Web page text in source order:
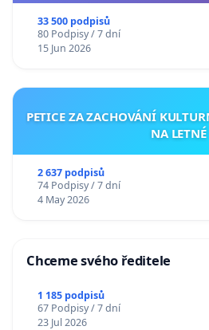
33 500 podpisů
80 Podpisy / 7 dní
15 Jun 2026
PETICE ZA ZACHOVÁNÍ
NA LETNÉ
2 637 podpisů
74 Podpisy / 7 dní
4 May 2026
Chceme svého ředitele
1 185 podpisů
67 Podpisy / 7 dní
23 Jul 2026